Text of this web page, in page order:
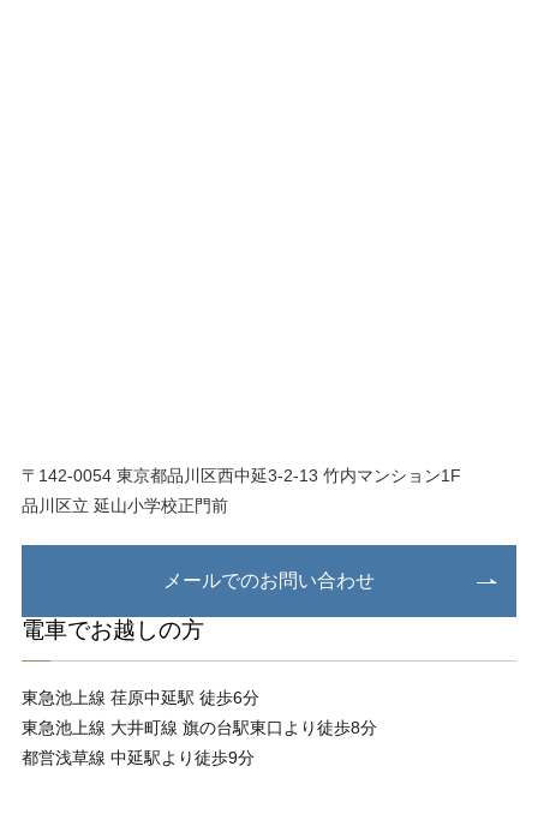
〒142-0054 東京都品川区⻄中延3-2-13 ⽵内マンション1F
品川区立 延山小学校正門前
メールでのお問い合わせ
電⾞でお越しの⽅
東急池上線 荏原中延駅 徒歩6分
東急池上線 ⼤井町線 旗の台駅東⼝より徒歩8分
都営浅草線 中延駅より徒歩9分